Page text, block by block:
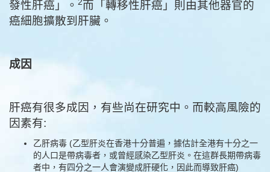
癌細胞擴散到肝臟。
因素有:
乙肝病毒 (乙型肝炎在香港十分普遍，據估計全港有十分之一
的人口是帶病毒者，或曾經感染乙型肝炎。在這群長期帶病毒
者中，有四分之一人會演變成肝硬化，因此而導致肝癌)
丙型肝炎 (據世界衛生組織資料，丙肝病毒是一種血液傳播病